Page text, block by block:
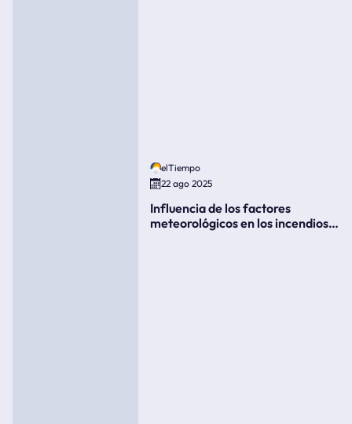
elTiempo
22 ago 2025
Influencia de los factores
meteorológicos en los incendios